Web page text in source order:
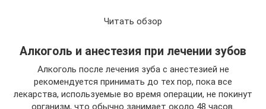
Читать обзор
Алкоголь и анестезия при лечении зубов
Алкоголь после лечения зуба с анестезией не
рекомендуется принимать до тех пор, пока все
лекарства, используемые во время операции, не покинут
организм, что обычно занимает около 48 часов.